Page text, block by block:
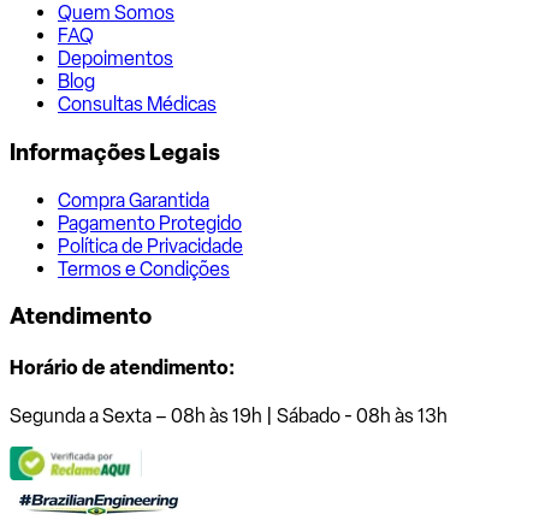
Quem Somos
FAQ
Depoimentos
Blog
Consultas Médicas
Informações Legais
Compra Garantida
Pagamento Protegido
Política de Privacidade
Termos e Condições
Atendimento
Horário de atendimento:
Segunda a Sexta – 08h às 19h | Sábado - 08h às 13h